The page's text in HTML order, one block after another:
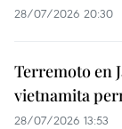
28/07/2026 20:30
Terremoto en
vietnamita
28/07/2026 13:53